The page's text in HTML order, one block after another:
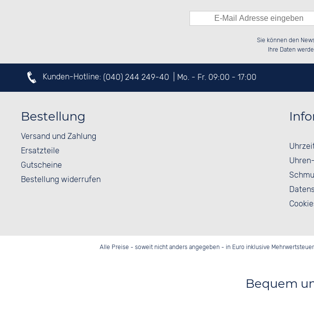
░░░░██░░░░████░░██░░░░░░░░░░██░░
░░████░░░░░░██░░██████░░░░████░░
░░░░██░░░░░░██░░██░░██░░██░░░░░░
Sie können den
Ihre Daten
Kunden-Hotline: (040) 244 249-40 | Mo. - Fr. 09:00 - 17:00
Bestellung
Versand und Zahlung
Ersatzteile
Gutscheine
Bestellung widerrufen
Alle Preise - soweit nicht anders angegeben - in Euro inklusive Mehrwertsteuer
Bequem